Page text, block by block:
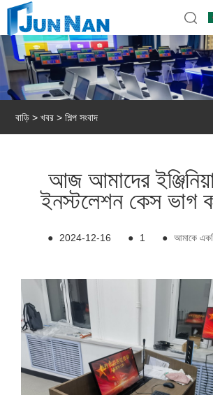
বাড়ি > খবর >শিল্প সংবাদ
আজ আমাদের
ইনস্টলেশন কেস ভাগ
● 2024-12-16 ● 1 ● আমাকে